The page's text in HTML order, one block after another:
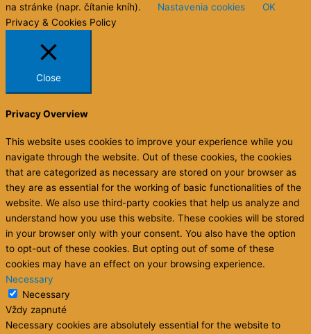
na stránke (napr. čítanie kníh).
Nastavenia cookies
OK
Privacy & Cookies Policy
Close
Privacy Overview
This website uses cookies to improve your experience while you
navigate through the website. Out of these cookies, the cookies
that are categorized as necessary are stored on your browser as
they are as essential for the working of basic functionalities of the
website. We also use third-party cookies that help us analyze and
understand how you use this website. These cookies will be stored
in your browser only with your consent. You also have the option
to opt-out of these cookies. But opting out of some of these
cookies may have an effect on your browsing experience.
Necessary
Necessary
Vždy zapnuté
Necessary cookies are absolutely essential for the website to